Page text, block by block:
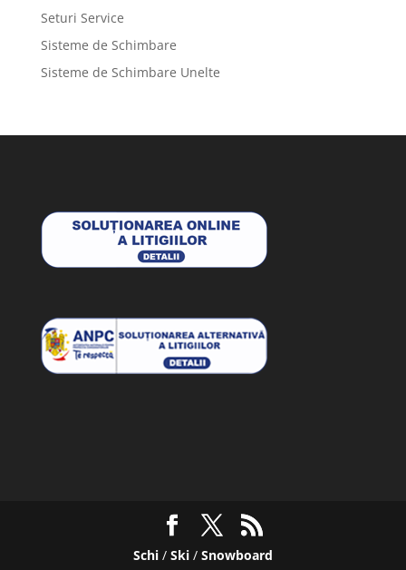
Seturi Service
Sisteme de Schimbare
Sisteme de Schimbare Unelte
Schi/ Ski/ Snowboard